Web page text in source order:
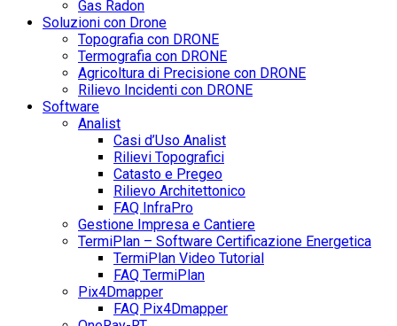
Gas Radon
Soluzioni con Drone
Topografia con DRONE
Termografia con DRONE
Agricoltura di Precisione con DRONE
Rilievo Incidenti con DRONE
Software
Analist
Casi d’Uso Analist
Rilievi Topografici
Catasto e Pregeo
Rilievo Architettonico
FAQ InfraPro
Gestione Impresa e Cantiere
TermiPlan – Software Certificazione Energetica
TermiPlan Video Tutorial
FAQ TermiPlan
Pix4Dmapper
FAQ Pix4Dmapper